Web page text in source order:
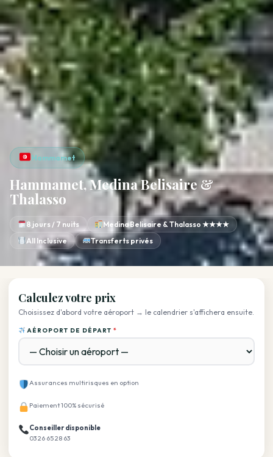
Hammamet
Hammamet, Medina Belisaire &
Thalasso
8 jours / 7 nuits
Medina Belisaire & Thalasso ★★★★
All Inclusive
Transferts privés
Calculez votre prix
Choisissez d'abord votre aéroport → le calendrier s'affichera ensuite.
AÉROPORT DE DÉPART*
Assurances multirisques en option
Paiement 100% sécurisé
Conseiller disponible
03 26 65 28 63